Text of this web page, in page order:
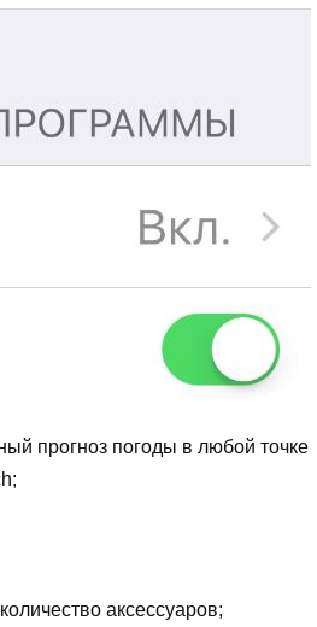
прогноз погоды в любой точке
аксессуаров;